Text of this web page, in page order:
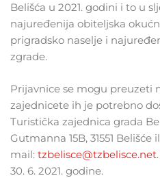
Belišća u 2021. godini i to u
najuređenija obiteljska
prigradsko naselje i
zgrade.
Prijavnice se mogu preuzeti
zajednicete ih je potrebno
Turistička zajednica grada
Gutmanna 15B, 31551
mail: tzbelisce@tzbelisce.net
30. 6. 2021. godine.